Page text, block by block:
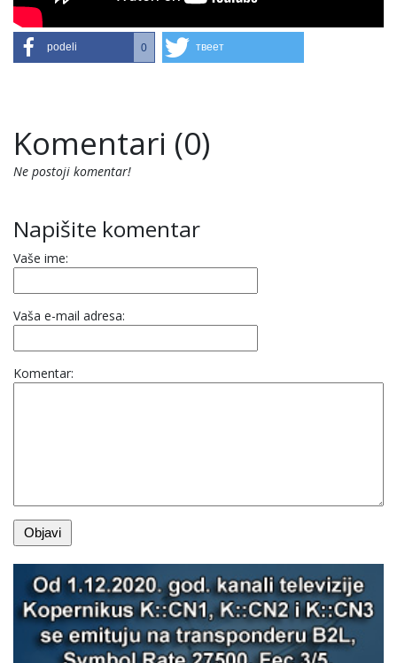
podeli 0 твеет
Komentari (0)
Ne postoji komentar!
Napišite komentar
Vaše ime:
Vaša e-mail adresa:
Komentar: